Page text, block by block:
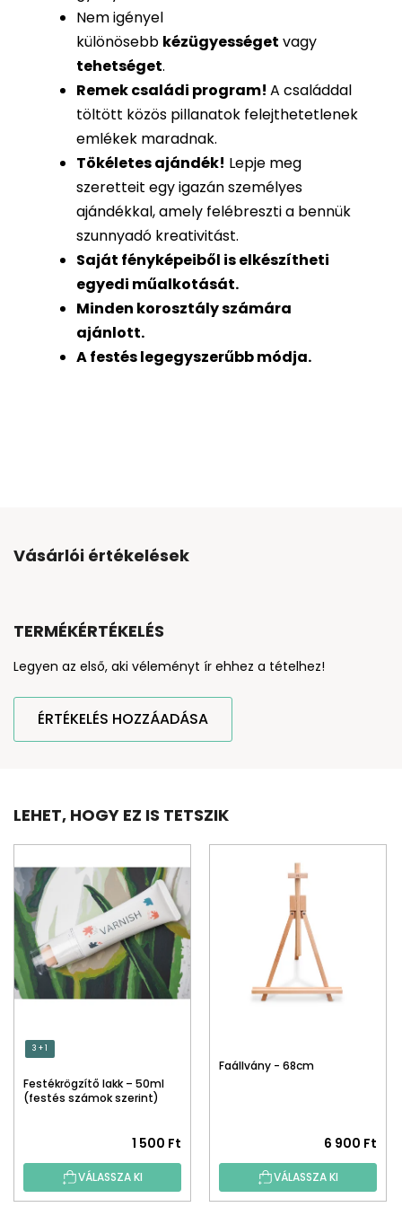
Nem igényel
különösebb kézügyességet vagy
tehetséget.
Remek családi program! A családdal
töltött közös pillanatok felejthetetlenek
emlékek maradnak.
Tökéletes ajándék! Lepje meg
szeretteit egy igazán személyes
ajándékkal, amely felébreszti a bennük
szunnyadó kreativitást.
Saját fényképeiből iselkészítheti
egyedi műalkotását.
Minden korosztály számára
ajánlott.
A festés legegyszerűbb módja.
Vásárlói értékelések
TERMÉKÉRTÉKELÉS
Legyen az első, aki véleményt ír ehhez a tételhez!
ÉRTÉKELÉS HOZZÁADÁSA
LEHET, HOGY EZ IS TETSZIK
3 + 1
Festékrögzítő lakk – 50ml
(festés számok szerint)
1 500 Ft
VÁLASSZA KI
Faállvány - 68cm
6 900 Ft
VÁLASSZA KI